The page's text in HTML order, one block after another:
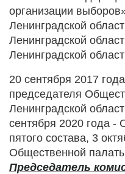
организации
Ленинградской
Ленинградской
Ленинградской
20 сентября 2017
председателя
Ленинградской
сентября 2020 года -
пятого состава, 3
Общественной
Председатель